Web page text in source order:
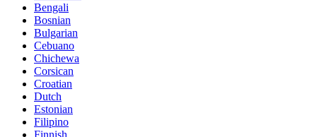
Bengali
Bosnian
Bulgarian
Cebuano
Chichewa
Corsican
Croatian
Dutch
Estonian
Filipino
Finnish